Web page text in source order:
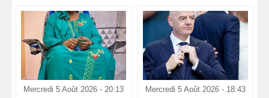
Mercredi 5 Août 2026 - 20:13 Mercredi 5 Août 2026 - 18:43